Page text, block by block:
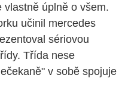
vlastně úplně o všem.
učinil mercedes
sériovou
Třída nese
v sobě spojuje